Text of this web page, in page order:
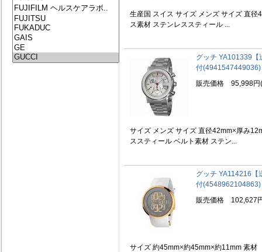
生産国 スイス サイズ メンズ サイズ 直径
ス素材 ステンレススティール ...
グッチ YA101339【
付(4941547449036)
販売価格 95,998円
サイズ メンズ サイズ 直径42mm×厚み
ススティール ベルト素材 ステン...
グッチ YA114216【
付(4548962104863)
販売価格 102,627
サイズ 約45mm×約45mm×約11mm 素